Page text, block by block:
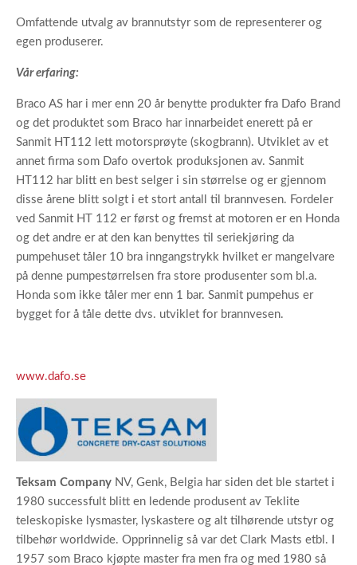
Omfattende utvalg av brannutstyr som de representerer og
egen produserer.
Vår erfaring:
Braco AS har i mer enn 20 år benytte produkter fra Dafo Brand
og det produktet som Braco har innarbeidet enerett på er
Sanmit HT112 lett motorsprøyte (skogbrann). Utviklet av et
annet firma som Dafo overtok produksjonen av. Sanmit
HT112 har blitt en best selger i sin størrelse og er gjennom
disse årene blitt solgt i et stort antall til brannvesen. Fordeler
ved Sanmit HT 112 er først og fremst at motoren er en Honda
og det andre er at den kan benyttes til seriekjøring da
pumpehuset tåler 10 bra inngangstrykk hvilket er mangelvare
på denne pumpestørrelsen fra store produsenter som bl.a.
Honda som ikke tåler mer enn 1 bar. Sanmit pumpehus er
bygget for å tåle dette dvs. utviklet for brannvesen.
www.dafo.se
Teksam Company NV, Genk, Belgia har siden det ble startet i
1980 successfult blitt en ledende produsent av Teklite
teleskopiske lysmaster, lyskastere og alt tilhørende utstyr og
tilbehør worldwide. Opprinnelig så var det Clark Masts etbl. I
1957 som Braco kjøpte master fra men fra og med 1980 så